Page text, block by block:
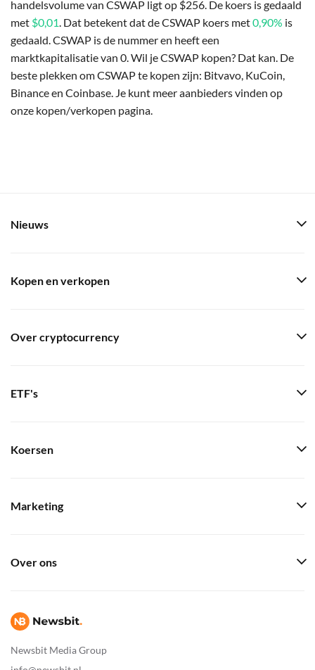
handelsvolume van CSWAP ligt op $256. De koers is gedaald
met $0,01. Dat betekent dat de CSWAP koers met0,90% is
gedaald. CSWAP is de nummer en heeft een
marktkapitalisatie van 0. Wil je CSWAP kopen? Dat kan. De
beste plekken om CSWAP te kopen zijn: Bitvavo, KuCoin,
Binance en Coinbase. Je kunt meer aanbieders vinden op
onze kopen/verkopen pagina.
Newsbit Media Group
Nieuws
Kopen en verkopen
Over cryptocurrency
ETF's
Koersen
Marketing
Over ons